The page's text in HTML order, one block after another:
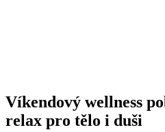
Víkendový wellness
relax pro tělo i duši